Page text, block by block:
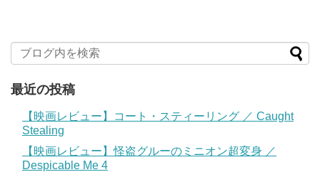
最近の投稿
【映画レビュー】コート・スティーリング ／ Caught
Stealing
【映画レビュー】怪盗グルーのミニオン超変身 ／
Despicable Me 4